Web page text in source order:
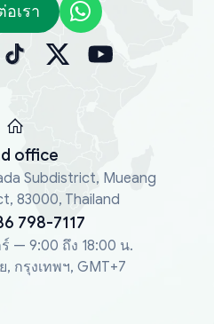
เรา
office
Subdistrict, Mueang
83000, Thailand
798-7117
— 9:00 ถึง 18:00 น.
, กรุงเทพฯ, GMT+7